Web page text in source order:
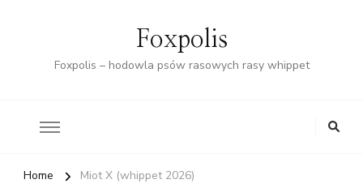
Foxpolis
Foxpolis – hodowla psów rasowych rasy whippet
Home Miot X (whippet 2026)